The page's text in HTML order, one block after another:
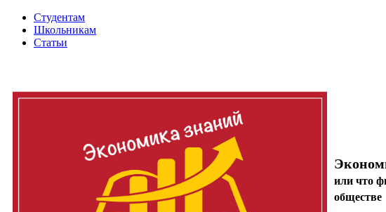
Студентам
Школьникам
Статьи
или что
обществе